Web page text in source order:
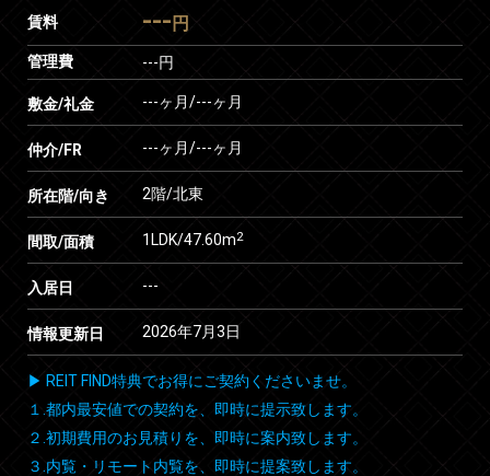
賃料 --- 円
管理費 ---円
敷金/礼金 ---ヶ月/---ヶ月
仲介/FR ---ヶ月/---ヶ月
所在階/向き 2階/北東
間取/面積 1LDK/47.60m2
入居日 ---
情報更新日 2026年7月3日
▶ REIT FIND特典でお得にご契約くださいませ。
１.都内最安値での契約を、即時に提示致します。
２.初期費用のお見積りを、即時に案内致します。
３.内覧・リモート内覧を、即時に提案致します。